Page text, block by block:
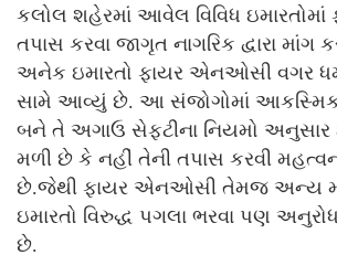
કલોલ શહેરમાં આવેલ વિવિધ ઇમારતોમાં
તપાસ કરવા જાગૃત નાગરિક દ્વારા માંગ
અનેક ઇમારતો ફાયર એનઓસી વગર
સામે આવ્યું છે. આ સંજોગોમાં
બને તે અગાઉ સેફટીના નિયમો અનુસાર
મળી છે કે નહીં તેની તપાસ કરવી
છે.જેથી ફાયર એનઓસી તેમજ અન્ય
ઇમારતો વિરુદ્ધ પગલા ભરવા પણ
છે.